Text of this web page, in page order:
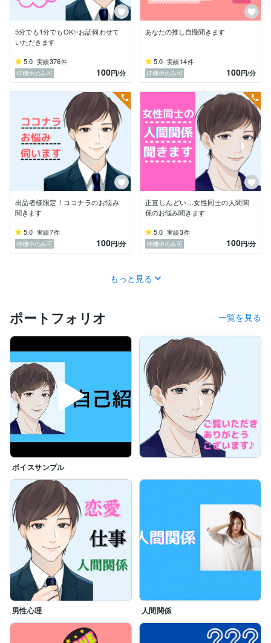
そのようなことを意識していると
幅広い年齢の方と
親しくなることができました。
自分より8個ほど年齢の若い
若手社員と頻度に飲みに行ってました。
その一方で役員クラスの
ベテラン社員に
スポーツ観戦やお花見に
誘われたりもしていたので
「交友関係の幅が謎」
と言われていました。笑
なぜ交友関係の幅が広いのか
自身自身で分析をすると
人にも話題にも
好き嫌いが少ないから
という結論になりました。
お話を聞く内容にも
人にはなかなか言えない
内容にも偏見を持たず聞きます。笑
「人は話を聞くより
という文章を目にしました。
私は話すことより
聞くことの方が好きなので
自然と長所に
なっているのだと思いました。
「誰かに話を聞いてほしい」
「誰かと話がしたい」
というあなたの気軽な話し相手になれると
とても嬉しいです♪
厳しい言葉で気合を入れたり
することはできないので
予めご了承ください。笑
素敵なご縁を大切にしたいので
よろしくお願いします♪
5分でも1分でもOK✨お話伺わせて
いただきます
5.0 実績376件
待機中のみ可
100円/分
あなたの推し自慢聞きます
5.0 実績14件
待機中のみ可
100円/分
出品者様限定！ココナラのお悩み
聞きます
5.0 実績7件
待機中のみ可
100円/分
正直しんどい…女性同士の人間関
係のお悩み聞きます
5.0 実績3件
待機中のみ可
100円/分
もっと見る
ポートフォリオ 一覧を見る
ボイスサンプル
男性心理 人間関係